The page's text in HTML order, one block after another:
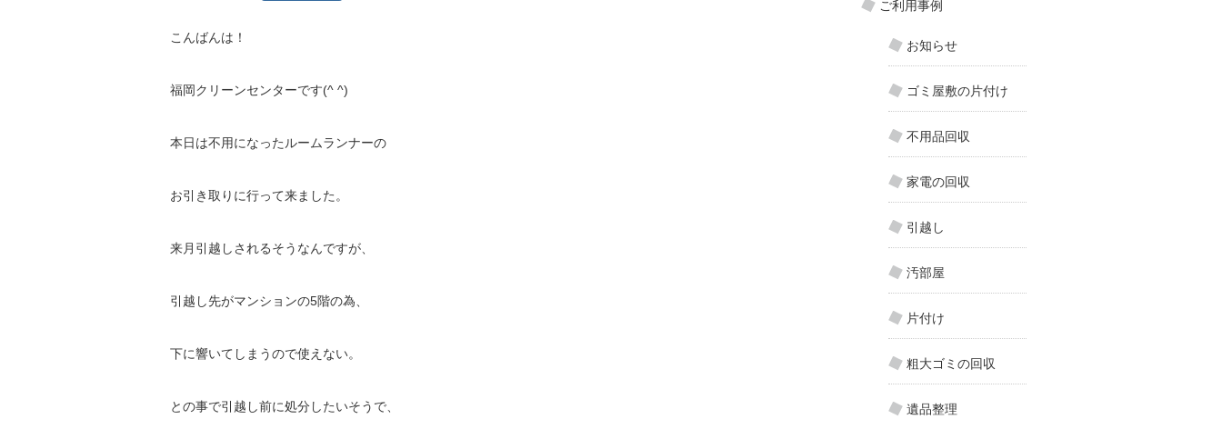
こんばんは！
福岡クリーンセンターです(^ ^)
本日は不用になったルームランナーの
お引き取りに行って来ました。
来月引越しされるそうなんですが、
引越し先がマンションの5階の為、
下に響いてしまうので使えない。
との事で引越し前に処分したいそうで、
ご利用事例
お知らせ
ゴミ屋敷の片付け
不用品回収
家電の回収
引越し
汚部屋
片付け
粗大ゴミの回収
遺品整理